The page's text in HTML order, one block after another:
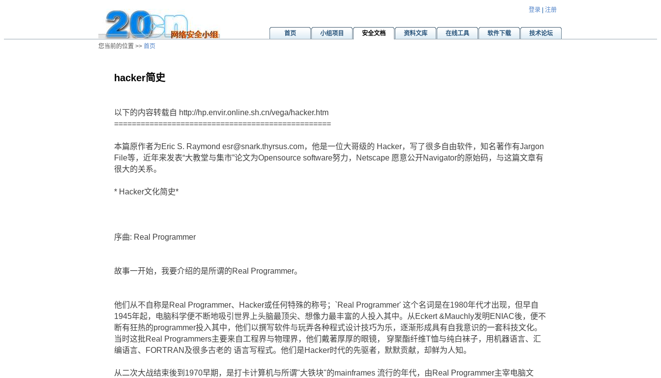
登录 注册
首页 小组项目 安全文档 资料文库 在线工具 软件下载
技术论坛
您当前的位置 >> 首页
hacker简史
以下的内容转载自 http://hp.envir.online.sh.cn/vega/hacker.htm
=================================================
本篇原作者为Eric S. Raymond esr@snark.thyrsus.com，他是一位大哥级的 Hacker，写了很多自由软件，知名著作有Jargon
File等，近年来发表“大教堂与集市”论文为Opensource software努力，Netscape 愿意公开Navigator的原始码，与这篇文章有
很大的关系。
* Hacker文化简史*
序曲: Real Programmer
故事一开始，我要介绍的是所谓的Real Programmer。
他们从不自称是Real Programmer、Hacker或任何特殊的称号；`Real Programmer' 这个名词是在1980年代才出现，但早自
1945年起，电脑科学便不断地吸引世界上头脑最顶尖、想像力最丰富的人投入其中。从Eckert &Mauchly发明ENIAC後，便不
断有狂热的programmer投入其中，他们以撰写软件与玩弄各种程式设计技巧为乐，逐渐形成具有自我意识的一套科技文化。
当时这批Real Programmers主要来自工程界与物理界，他们戴著厚厚的眼镜， 穿聚酯纤维T恤与纯白袜子，用机器语言、汇
编语言、FORTRAN及很多古老的 语言写程式。他们是Hacker时代的先驱者，默默贡献，却鲜为人知。
从二次大战结束後到1970早期，是打卡计算机与所谓"大铁块"的mainframes 流行的年代，由Real Programmer主宰电脑文